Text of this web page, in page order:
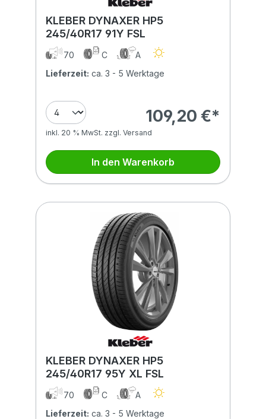
KLEBER DYNAXER HP5
245/40R17 91Y FSL
70 C
A
Lieferzeit: ca. 3 - 5 Werktage
109,20 €*
inkl. 20 % MwSt. zzgl. Versand
In den Warenkorb
KLEBER DYNAXER HP5
245/40R17 95Y XL FSL
70 C
A
Lieferzeit: ca. 3 - 5 Werktage